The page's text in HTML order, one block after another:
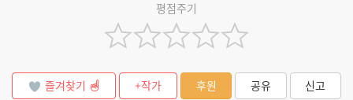
평점주기
즐겨찾기 +작가 후원 공유 신고